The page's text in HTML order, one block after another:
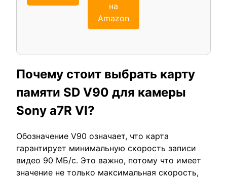
на
Amazon
Почему стоит выбрать карту
памяти SD V90 для камеры
Sony a7R VI?
Обозначение V90 означает, что карта
гарантирует минимальную скорость записи
видео 90 МБ/с. Это важно, потому что имеет
значение не только максимальная скорость,